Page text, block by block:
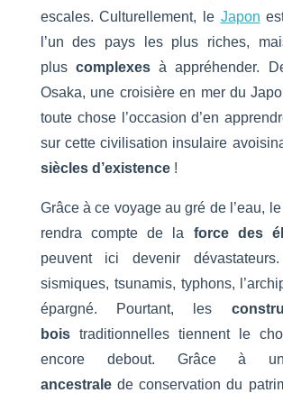
escales. Culturellement, le Japon
l’un des pays les plus riches,
plus complexes à appréhender.
Osaka, une croisière en mer du
toute chose l’occasion d’en
sur cette civilisation insulaire
siècles d’existence !
Grâce à ce voyage au gré de l’eau,
rendra compte de la
force des
peuvent ici devenir
sismiques, tsunamis, typhons,
épargné. Pourtant, les
bois
traditionnelles tiennent le
encore debout. Grâce à
ancestrale de conservation du